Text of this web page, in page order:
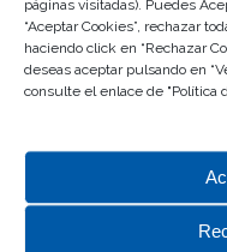
páginas visitadas). Puedes
“Aceptar Cookies”, rechazar
haciendo click en “Rechazar
deseas aceptar pulsando en
consulte el enlace de "Política
Este verano, la
01/07/2026